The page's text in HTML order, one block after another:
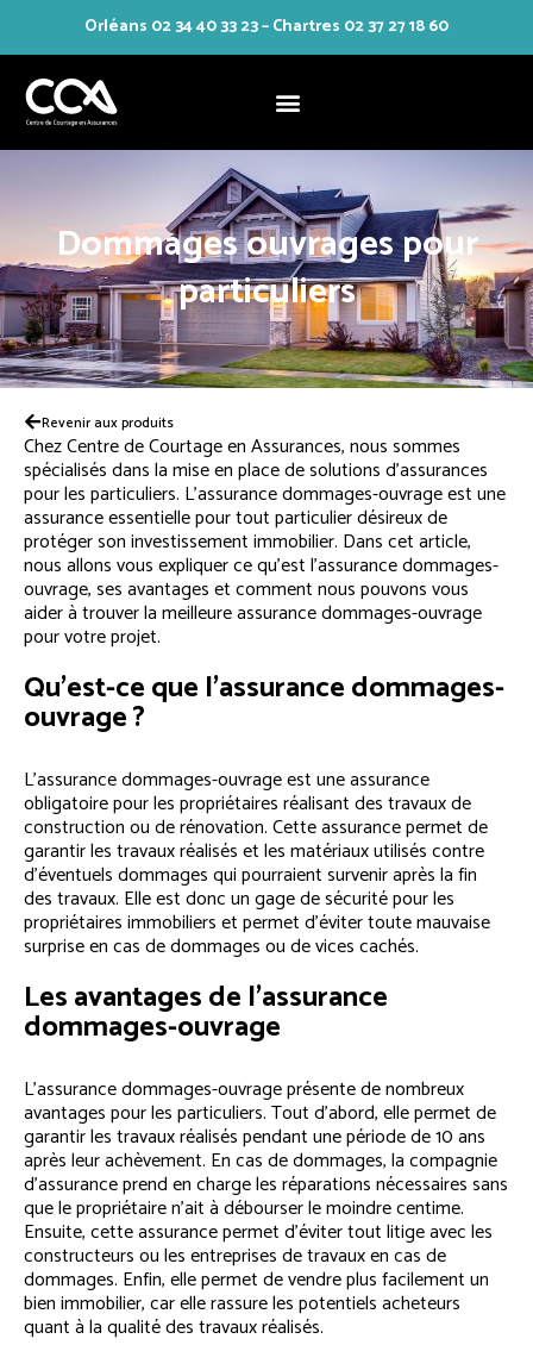
Aller
au
contenu
Orléans 02 34 40 33 23 – Chartres 02 37 27 18 60
Dommages ouvrages pour
particuliers
Revenir aux produits
Chez Centre de Courtage en Assurances, nous sommes
spécialisés dans la mise en place de solutions d’assurances
pour les particuliers. L’assurance dommages-ouvrage est une
assurance essentielle pour tout particulier désireux de
protéger son investissement immobilier. Dans cet article,
nous allons vous expliquer ce qu’est l’assurance dommages-
ouvrage, ses avantages et comment nous pouvons vous
aider à trouver la meilleure assurance dommages-ouvrage
pour votre projet.
Qu’est-ce que l’assurance dommages-
ouvrage ?
L’assurance dommages-ouvrage est une assurance
obligatoire pour les propriétaires réalisant des travaux de
construction ou de rénovation. Cette assurance permet de
garantir les travaux réalisés et les matériaux utilisés contre
d’éventuels dommages qui pourraient survenir après la fin
des travaux. Elle est donc un gage de sécurité pour les
propriétaires immobiliers et permet d’éviter toute mauvaise
surprise en cas de dommages ou de vices cachés.
Les avantages de l’assurance
dommages-ouvrage
L’assurance dommages-ouvrage présente de nombreux
avantages pour les particuliers. Tout d’abord, elle permet de
garantir les travaux réalisés pendant une période de 10 ans
après leur achèvement. En cas de dommages, la compagnie
d’assurance prend en charge les réparations nécessaires sans
que le propriétaire n’ait à débourser le moindre centime.
Ensuite, cette assurance permet d’éviter tout litige avec les
constructeurs ou les entreprises de travaux en cas de
dommages. Enfin, elle permet de vendre plus facilement un
bien immobilier, car elle rassure les potentiels acheteurs
quant à la qualité des travaux réalisés.